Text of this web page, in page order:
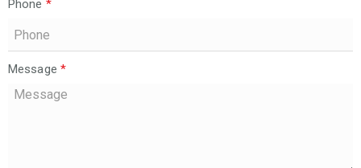
Phone *
Message *